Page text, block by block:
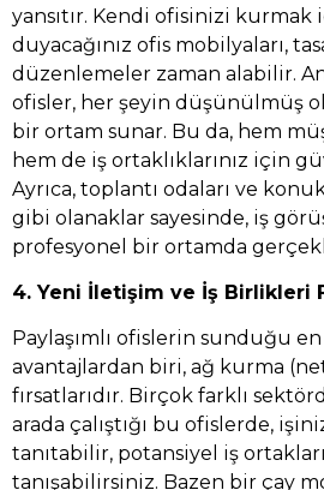
yansıtır. Kendi ofisinizi
duyacağınız ofis mobilyaları,
düzenlemeler zaman alabilir.
ofisler, her şeyin düşünülmüş
bir ortam sunar. Bu da, hem
hem de iş ortaklıklarınız için
Ayrıca, toplantı odaları ve
gibi olanaklar sayesinde, iş
profesyonel bir ortamda
4. Yeni İletişim ve İş Birlikleri
Paylaşımlı ofislerin sunduğu
avantajlardan biri, ağ kurma
fırsatlarıdır. Birçok farklı
arada çalıştığı bu ofislerde,
tanıtabilir, potansiyel iş
tanışabilirsiniz. Bazen bir çay